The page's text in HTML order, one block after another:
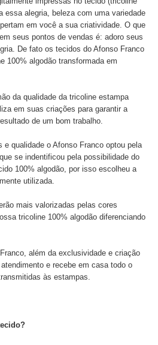
essa alegria, beleza com uma variedade
em você a sua criatividade. O que
seus pontos de vendas é: adoro seus
De fato os tecidos do Afonso Franco
100% algodão transformada em
da qualidade da tricoline estampa
em suas criações para garantir a
de um bom trabalho.
e qualidade o Afonso Franco optou pela
se indentificou pela possibilidade do
100% algodão, por isso escolheu a
utilizada.
mais valorizadas pelas cores
tricoline 100% algodão diferenciando
além da exclusividade e criação
e recebe em casa todo o
às estampas.